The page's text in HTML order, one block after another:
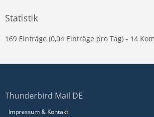
Statistik
169 Einträge (0,04 Einträge pro Tag) - 14
Thunderbird Mail DE
Impressum & Kontakt